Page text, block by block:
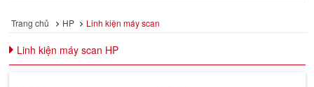
Trang chủ HP Linh kiện máy scan
Linh kiện máy scan HP